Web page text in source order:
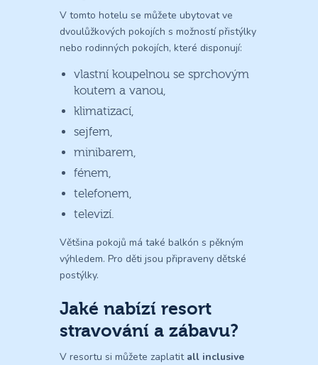
V tomto hotelu se můžete ubytovat ve
dvoulůžkových pokojích s možností přistýlky
nebo rodinných pokojích, které disponují:
vlastní koupelnou se sprchovým
koutem a vanou,
klimatizací,
sejfem,
minibarem,
fénem,
telefonem,
televizí.
Většina pokojů má také balkón s pěkným
výhledem. Pro děti jsou připraveny dětské
postýlky.
Jaké nabízí resort
stravování a zábavu?
V resortu si můžete zaplatit all inclusive